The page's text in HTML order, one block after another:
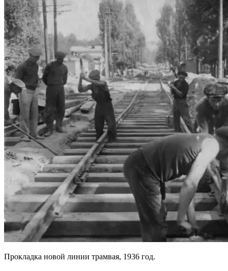
Прокладка новой линии трамвая, 1936 год.